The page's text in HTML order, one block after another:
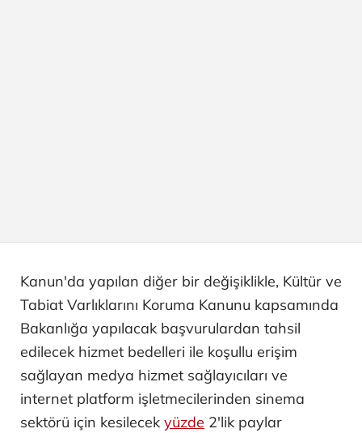
Kanun'da yapılan diğer bir değişiklikle, Kültür ve
Tabiat Varlıklarını Koruma Kanunu kapsamında
Bakanlığa yapılacak başvurulardan tahsil
edilecek hizmet bedelleri ile koşullu erişim
sağlayan medya hizmet sağlayıcıları ve
internet platform işletmecilerinden sinema
sektörü için kesilecek yüzde 2'lik paylar